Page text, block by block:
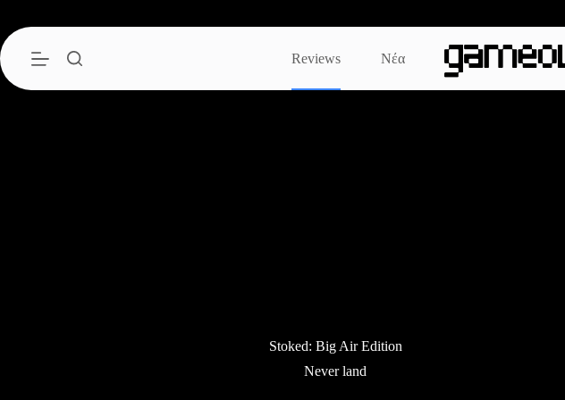
περιεχόμενο
Reviews
Νέα
Stoked: Big Air Edition
Never land